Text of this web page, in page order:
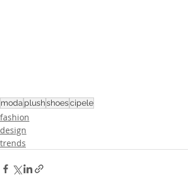
moda plushshoescipele
fashion
design
trends